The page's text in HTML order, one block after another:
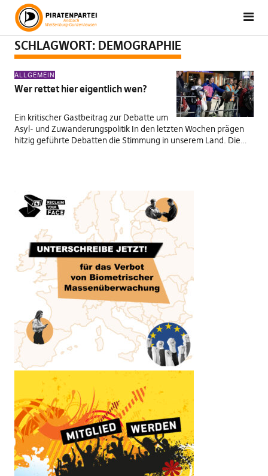
SCHLAGWORT: DEMOGRAPHIE
ALLGEMEIN
Wer rettet hier eigentlich wen?
Ein kritischer Gastbeitrag zur Debatte um
Asyl- und Zuwanderungspolitik In den letzten Wochen prägen
hitzig geführte Debatten die Stimmung in unserem Land. Die…